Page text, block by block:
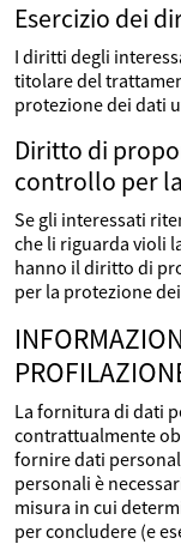
Esercizio dei
I diritti degli
titolare del
protezione dei dati
Diritto di
controllo per
Se gli interessati
che li riguarda violi
hanno il diritto di
per la protezione
La fornitura di dati
contrattualmente
fornire dati
personali è
misura in cui
per concludere (e